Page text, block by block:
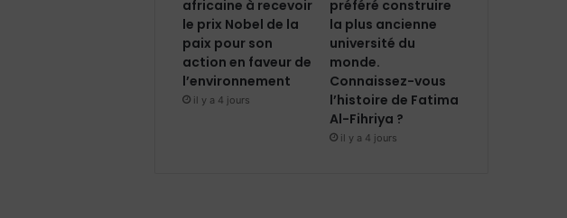
africaine à recevoir
le prix Nobel de la
paix pour son
action en faveur de
l’environnement
il y a 4 jours
préféré construire
la plus ancienne
université du
monde.
Connaissez-vous
l’histoire de Fatima
Al-Fihriya ?
il y a 4 jours